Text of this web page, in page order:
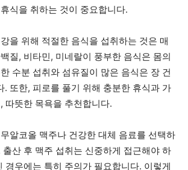
식을 취하는 것이 중요합니다.
을 위해 적절한 음식을 섭취하는 것은 매
질, 비타민, 미네랄이 풍부한 음식은 몸의
수분 섭취와 섬유질이 많은 음식은 장 건
. 또한, 피로를 풀기 위해 충분한 휴식과 가
따뜻한 목욕을 추천합니다.
알코올 맥주나 건강한 대체 음료를 선택하
출산 후 맥주 섭취는 신중하게 접근해야 하
경우에는 특히 주의가 필요합니다. 이렇게